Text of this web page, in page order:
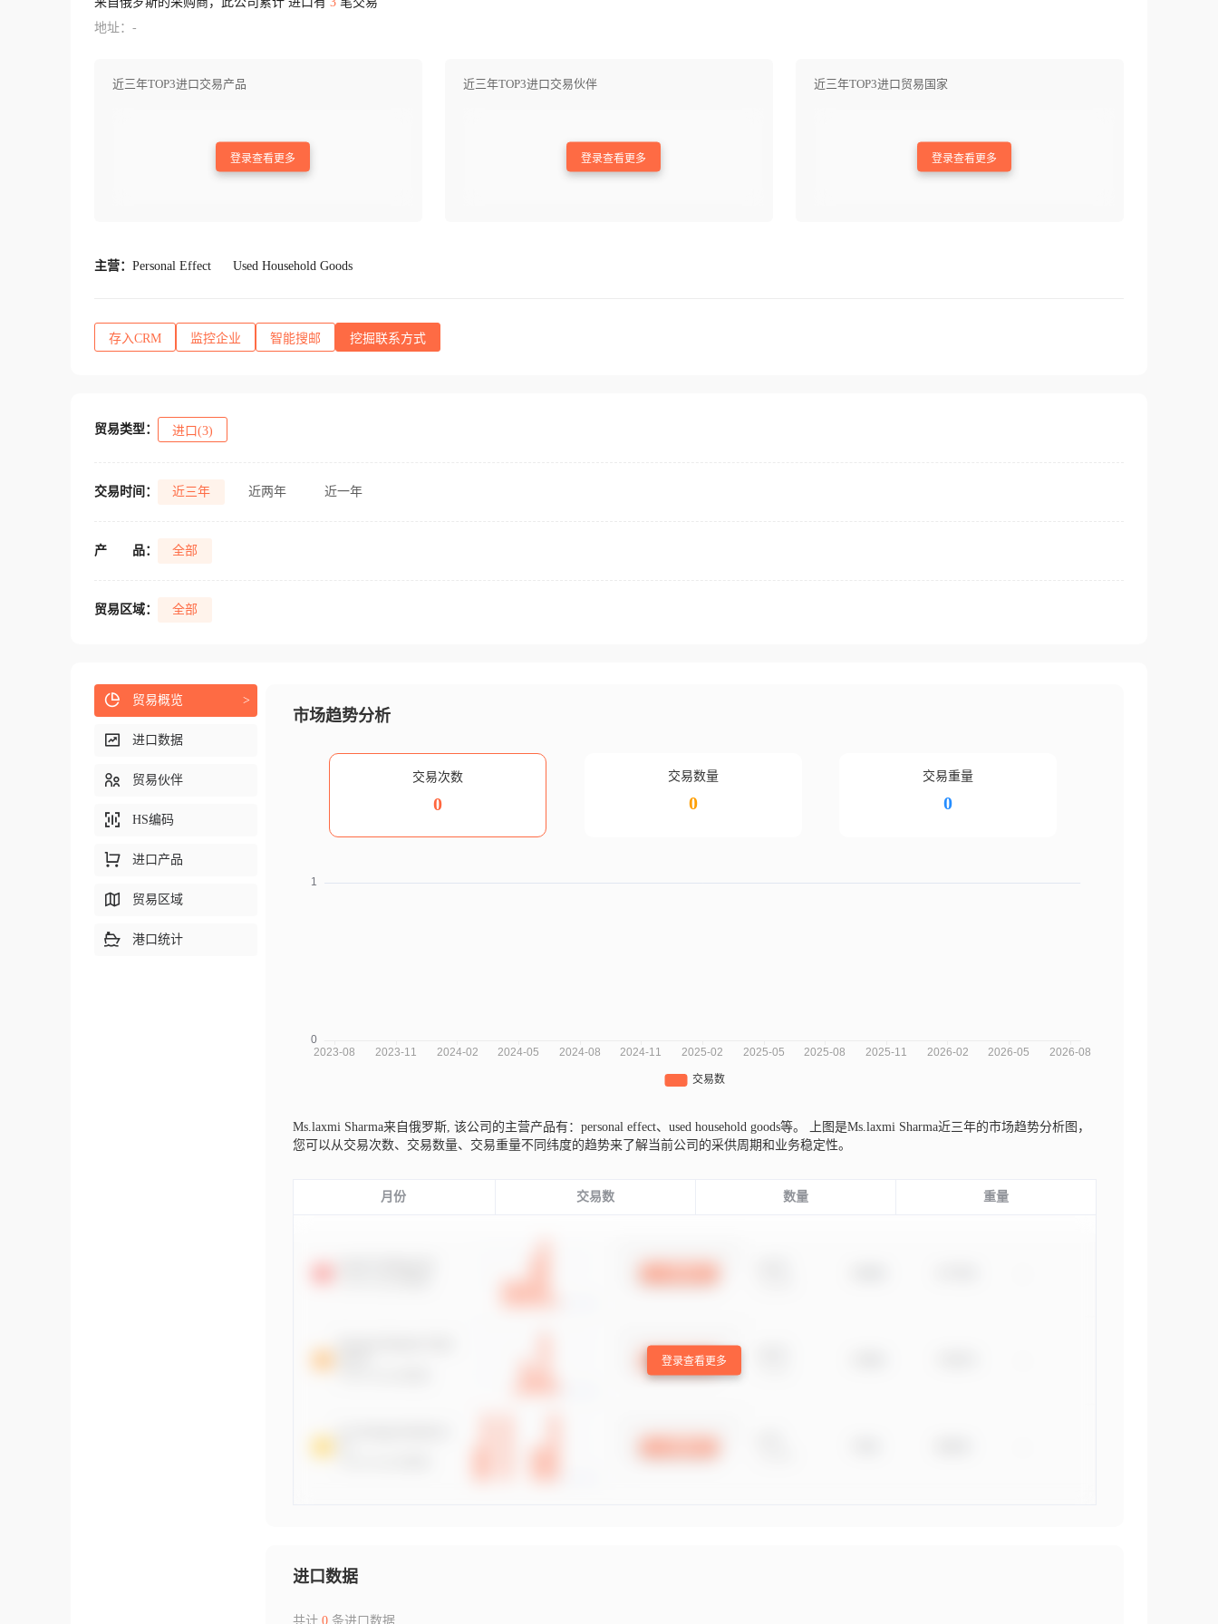
地址：-
近三年TOP3进口交易产品
登录查看更多
近三年TOP3进口交易伙伴
登录查看更多
近三年TOP3进口贸易国家
登录查看更多
主营： Personal Effect Used Household Goods
存入CRM 监控企业 智能搜邮 挖掘联系方式
贸易类型： 进口(3)
交易时间： 近三年 近两年 近一年
产 品： 全部
贸易区域： 全部
市场趋势分析
交易次数
0
交易数量
0
交易重量
0
Ms.laxmi Sharma来自俄罗斯, 该公司的主营产品有：personal effect、used household goods等。
上图是Ms.laxmi Sharma近三年的市场趋势分析图，
您可以从交易次数、交易数量、交易重量不同纬度的趋势来了解当前公司的采供周期和业务稳定性。
月份 交易数 数量 重量
登录查看更多
进口数据
共计 0条进口数据
贸易概览 >
进口数据
贸易伙伴
HS编码
进口产品
贸易区域
港口统计